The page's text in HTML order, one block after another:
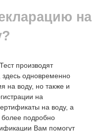
на
производят
одновременно
на воду, но также и
на
на воду, а
подробно
Вам помогут